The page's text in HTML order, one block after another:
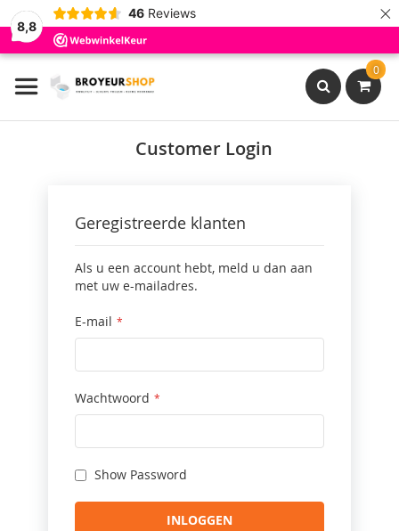
8,8
46 Reviews ×
Ga
naar
de
0
Search
Customer Login
Geregistreerde klanten
Als u een account hebt, meld u dan aan
met uw e-mailadres.
E-mail
Wachtwoord
Show Password
INLOGGEN